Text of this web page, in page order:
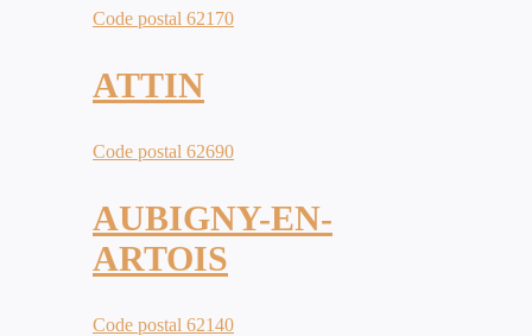
Code postal 62170
ATTIN
Code postal 62690
AUBIGNY-EN-
ARTOIS
Code postal 62140